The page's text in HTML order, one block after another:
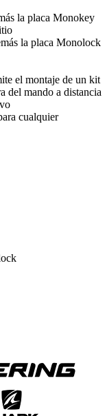
la placa Monokey
la placa Monolock
el montaje de un kit
del mando a distancia
cualquier